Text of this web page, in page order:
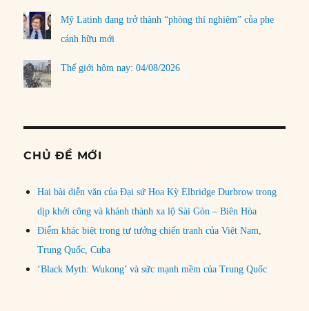
Mỹ Latinh đang trở thành “phòng thí nghiệm” của phe
cánh hữu mới
Thế giới hôm nay: 04/08/2026
CHỦ ĐỀ MỚI
Hai bài diễn văn của Đại sứ Hoa Kỳ Elbridge Durbrow trong
dịp khởi công và khánh thành xa lộ Sài Gòn – Biên Hòa
Điểm khác biệt trong tư tưởng chiến tranh của Việt Nam,
Trung Quốc, Cuba
‘Black Myth: Wukong’ và sức mạnh mềm của Trung Quốc